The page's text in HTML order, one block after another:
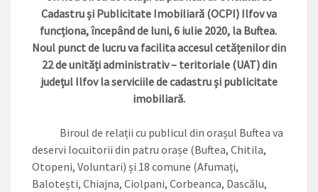
Cadastru și Publicitate Imobiliară (OCPI) Ilfov va
funcționa, începând de luni, 6 iulie 2020, la Buftea.
Noul punct de lucru va facilita accesul cetățenilor din
22 de unități administrativ – teritoriale (UAT) din
județul Ilfov la serviciile de cadastru și publicitate
imobiliară.
Biroul de relații cu publicul din orașul Buftea va
deservi locuitorii din patru orașe (Buftea, Chitila,
Otopeni, Voluntari) și 18 comune (Afumați,
Balotești, Chiajna, Ciolpani, Corbeanca, Dascălu,